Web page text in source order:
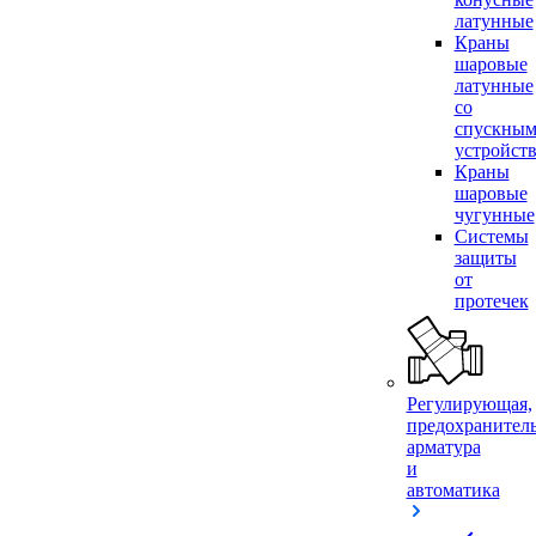
латунные
Краны
шаровые
латунные
со
спускным
Краны
шаровые
чугунные
Системы
защиты
от
протечек
Регулирующая,
арматура
и
автоматика